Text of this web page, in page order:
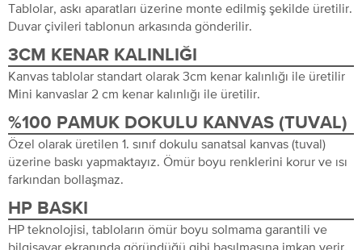
Tablolar, askı aparatları üzerine monte edilmiş şekilde üretilir.
Duvar çivileri tablonun arkasında gönderilir.
3CM KENAR KALINLIĞI
Kanvas tablolar standart olarak 3cm kenar kalınlığı ile üretilir
Mini kanvaslar 2 cm kenar kalınlığı ile üretilir.
%100 PAMUK DOKULU KANVAS (TUVAL)
Özel olarak üretilen 1. sınıf dokulu sanatsal kanvas (tuval)
üzerine baskı yapmaktayız. Ömür boyu renklerini korur ve ısı
farkından bollaşmaz.
HP BASKI
HP teknolojisi, tabloların ömür boyu solmama garantili ve
bilgisayar ekranında göründüğü gibi basılmasına imkan verir.